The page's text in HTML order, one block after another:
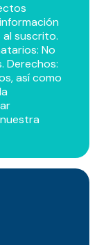
suscrito.
No
Derechos:
así como